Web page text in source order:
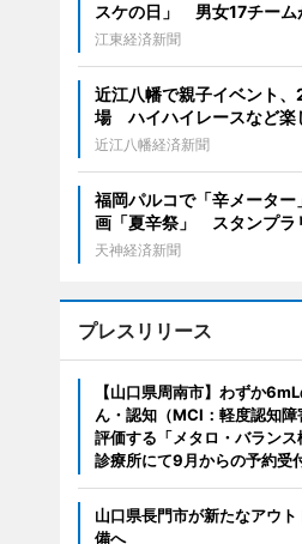
スケの日」 男女17チーム
江東経済新聞
近江八幡で親子イベント
場 ハイハイレースなど楽
近江八幡経済新聞
福岡パルコで「辛メーター
画「夏辛祭」 スタンプラ
天神経済新聞
プレスリリース
【山口県周南市】わずか
ん・認知（MCI：軽度認知障
評価する「メタロ・バランス
診療所にて9月からの予約受
山口県長門市が新たなアウ
備へ